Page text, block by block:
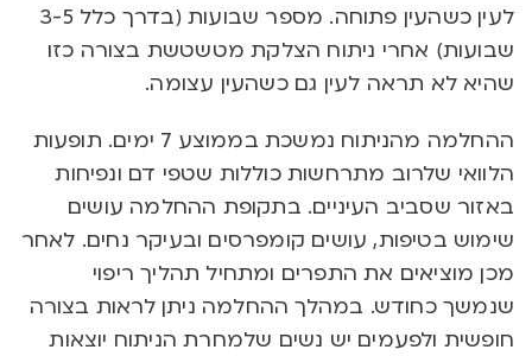
לעין כשהעין פתוחה. מספר שבועות (בדרך כלל 3-5
שבועות) אחרי ניתוח הצלקת מטשטשת בצורה כזו
שהיא לא תראה לעין גם כשהעין עצומה.
ההחלמה מהניתוח נמשכת בממוצע 7 ימים. תופעות
הלוואי שלרוב מתרחשות כוללות שטפי דם ונפיחות
באזור שסביב העיניים. בתקופת ההחלמה עושים
שימוש בטיפות, עושים קומפרסים ובעיקר נחים. לאחר
מכן מוציאים את התפרים ומתחיל תהליך ריפוי
שנמשך כחודש. במהלך ההחלמה ניתן לראות בצורה
חופשית ולפעמים יש נשים שלמחרת הניתוח יוצאות